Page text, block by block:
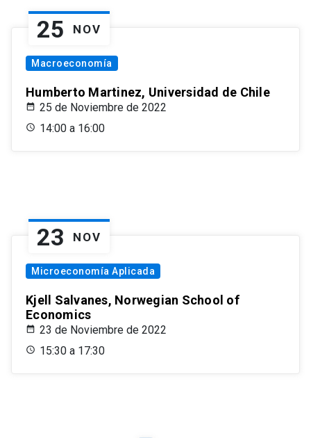
25 NOV
Macroeconomía
Humberto Martinez, Universidad de Chile
25 de Noviembre de 2022
14:00 a 16:00
23 NOV
Microeconomía Aplicada
Kjell Salvanes, Norwegian School of
Economics
23 de Noviembre de 2022
15:30 a 17:30